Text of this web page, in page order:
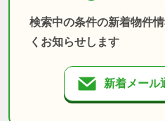
検索中の条件の新着物件
くお知らせします
新着メール